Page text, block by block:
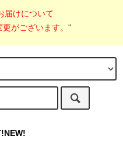
けについて
がございます。"